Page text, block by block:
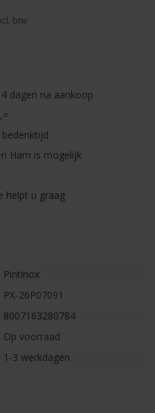
btw
dagen na aankoop
Ham is mogelijk
helpt u graag
Pintinox
PX-26P07091
8007163280784
Op voorraad
1-3 werkdagen